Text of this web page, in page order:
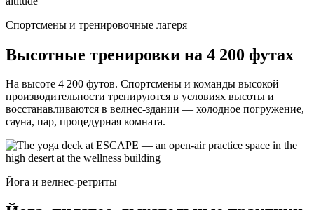
Спортсмены и тренировочные лагеря
Высотные тренировки на 4 200 футах
На высоте 4 200 футов. Спортсмены и команды высокой
производительности тренируются в условиях высоты и
восстанавливаются в велнес-здании — холодное погружение,
сауна, пар, процедурная комната.
Йога и велнес-ретриты